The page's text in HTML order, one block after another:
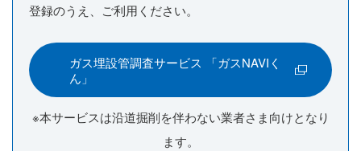
登録のうえ、ご利用ください。
ガス埋設管調査サービス 「ガスNAVIく
ん」
※本サービスは沿道掘削を伴わない業者さま向けとなり
ます。